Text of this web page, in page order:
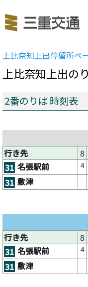
上比奈知上出停留所ペ
上比奈知上出の
2番のりば 時刻表
行き先
8
31 名張駅前 4
31 敷津
行き先
8
31 名張駅前 4
31 敷津